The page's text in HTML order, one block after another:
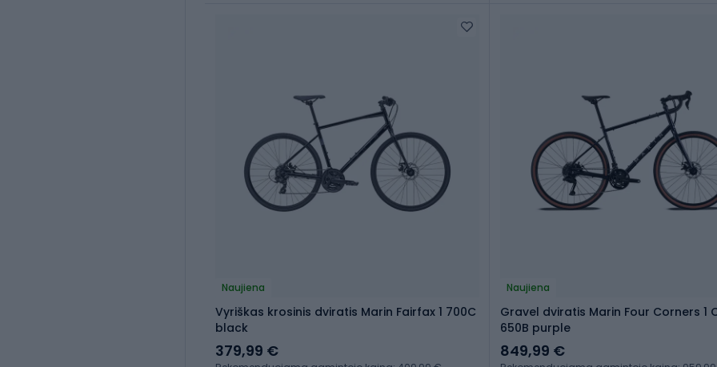
Naujiena
Vyriškas krosinis dviratis Marin Fairfax 1 700C
black
379,99 €
Naujiena
Gravel dviratis Marin Four Corners 1
650B purple
849,99 €